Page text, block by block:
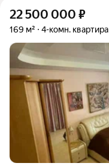
22 500 000 ₽
169 м² 4-комн. квартира